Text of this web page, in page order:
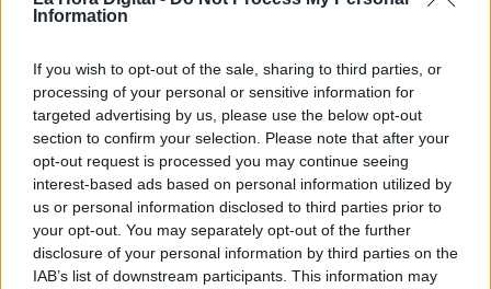
Information
If you wish to opt-out of the sale, sharing to third parties, or
processing of your personal or sensitive information for
targeted advertising by us, please use the below opt-out
section to confirm your selection. Please note that after your
opt-out request is processed you may continue seeing
interest-based ads based on personal information utilized by
us or personal information disclosed to third parties prior to
your opt-out. You may separately opt-out of the further
disclosure of your personal information by third parties on the
IAB’s list of downstream participants. This information may
residencias de ancianos
Más artículos de este autor
viernes, 19 de junio de 2020